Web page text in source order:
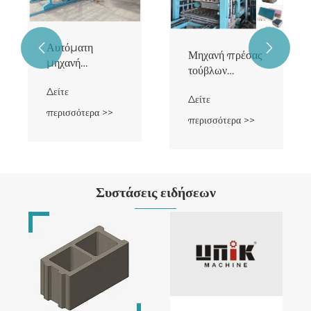
Αυτόματη
μηχανή
τούβλων από
σκυρόδεμα
Δείτε
περισσότερα >>
Μηχανή πρέσας
τούβλων
Δείτε
περισσότερα >>
 
Συστάσεις ειδήσεων